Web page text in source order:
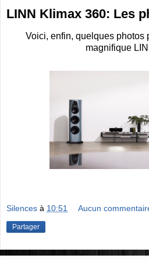
LINN Klimax 360: Les
Voici, enfin, quelques photos
magnifique
Silences à 10:51 Aucun
Partager